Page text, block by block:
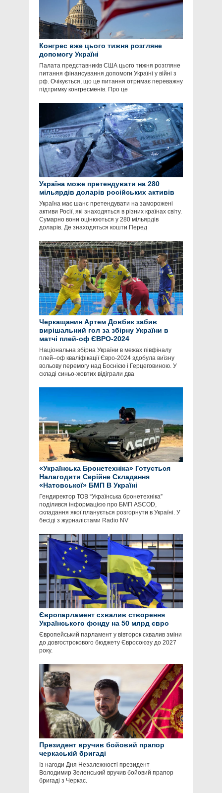
Конгрес вже цього тижня розгляне
допомогу Україні
Палата представників США цього тижня розгляне
питання фінансування допомоги Україні у війні з
рф. Очікується, що це питання отримає переважну
підтримку конгресменів. Про це
Україна може претендувати на 280
мільярдів доларів російських активів
Україна має шанс претендувати на заморожені
активи Росії, які знаходяться в різних країнах світу.
Сумарно вони оцінюються у 280 мільярдів
доларів. Де знаходяться кошти Перед
Черкащанин Артем Довбик забив
вирішальний гол за збірну України в
матчі плей-оф ЄВРО-2024
Національна збірна України в межах півфіналу
плей–оф кваліфікації Євро-2024 здобула виїзну
вольову перемогу над Боснією і Герцеговиною. У
складі синьо-жовтих відіграли два
«Українська Бронетехніка» Готується
Налагодити Серійне Складання
«Натовської» БМП В Україні
Гендиректор ТОВ “Українська бронетехніка”
поділився інформацією про БМП ASCOD,
складання якої планується розгорнути в Україні. У
бесіді з журналістами Radio NV
Європарламент схвалив створення
Українського фонду на 50 млрд євро
Європейський парламент у вівторок схвалив зміни
до довгострокового бюджету Євросоюзу до 2027
року.
Президент вручив бойовий прапор
черкаській бригаді
Із нагоди Дня Незалежності президент
Володимир Зеленський вручив бойовий прапор
бригаді з Черкас.